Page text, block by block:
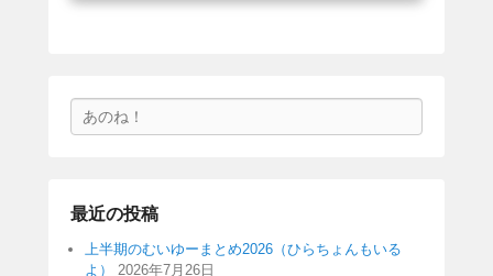
索
最近の投稿
上半期のむいゆーまとめ2026（ひらちょんもいる
よ）
2026年7月26日